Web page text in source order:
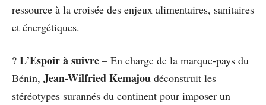
ressource à la croisée des enjeux alimentaires, sanitaires
et énergétiques.
? L’Espoir à suivre – En charge de la marque-pays du
Bénin, Jean-Wilfried Kemajou déconstruit les
stéréotypes surannés du continent pour imposer un